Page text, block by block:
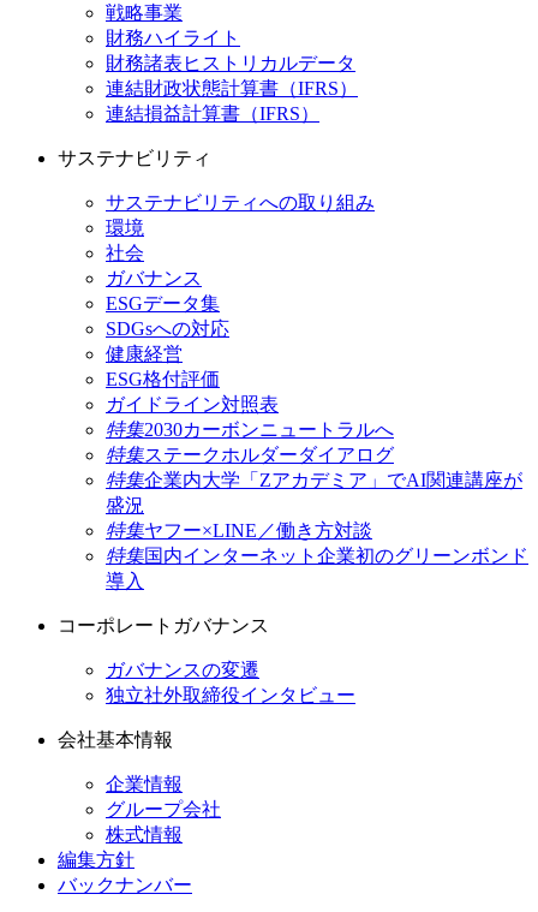
戦略事業
財務ハイライト
財務諸表ヒストリカルデータ
連結財政状態計算書（IFRS）
連結損益計算書（IFRS）
サステナビリティ
サステナビリティへの取り組み
環境
社会
ガバナンス
ESGデータ集
SDGsへの対応
健康経営
ESG格付評価
ガイドライン対照表
特集2030カーボンニュートラルへ
特集ステークホルダーダイアログ
特集企業内大学「Zアカデミア」でAI関連講座が
盛況
特集ヤフー×LINE／働き方対談
特集国内インターネット企業初のグリーンボンド
導入
コーポレートガバナンス
ガバナンスの変遷
独立社外取締役インタビュー
会社基本情報
企業情報
グループ会社
株式情報
編集方針
バックナンバー